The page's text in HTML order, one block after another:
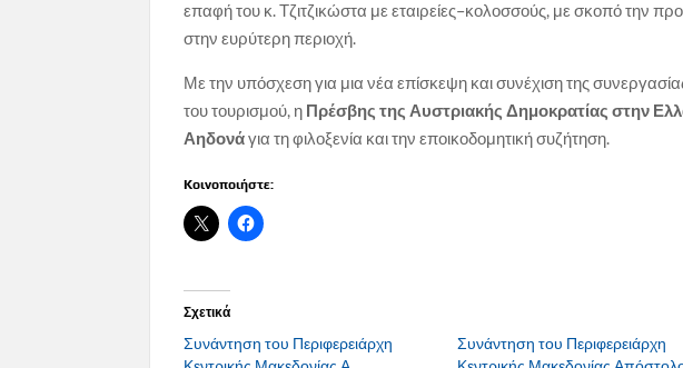
επαφή του κ. Τζιτζικώστα με εταιρείες–κολοσσούς, με σκοπό την
στην ευρύτερη περιοχή.
Με την υπόσχεση για μια νέα επίσκεψη και συνέχιση της
του τουρισμού, η Πρέσβης της Αυστριακής Δημοκρατίας στην
Αηδονάγια τη φιλοξενία και την εποικοδομητική συζήτηση.
Κοινοποιήστε:
Σχετικά
Συνάντηση του Περιφερειάρχη
Συνάντηση του Περιφερειάρχη